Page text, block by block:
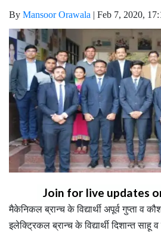
By Mansoor Orawala | Feb 7, 2020,
Join for live updates
मैकेनिकल ब्रान्च के विद्यार्थी अपूर्व गुप्ता व
इलेक्ट्रिकल ब्रान्च के विद्यार्थी दिशान्त